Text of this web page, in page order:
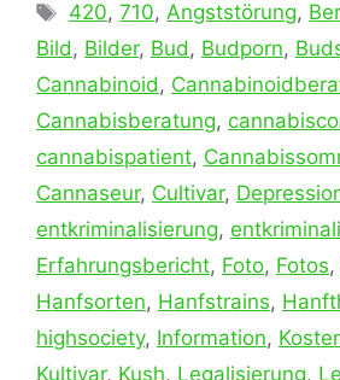
Schlagwörter
420,710,Angststörung,
Bild, Bilder, Bud, Budporn,
Cannabinoid,
Cannabisberatung,
cannabispatient,
Cannaseur, Cultivar,
entkriminalisierung,
Erfahrungsbericht, Foto, Fotos,
Hanfsorten, Hanfstrains,
highsociety, Information,
Kultivar, Kush, Legalisierung,